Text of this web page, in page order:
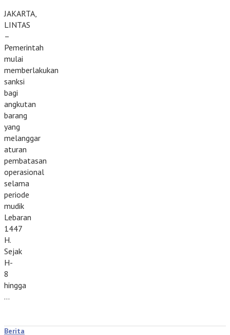
JAKARTA,
LINTAS
–
Pemerintah
mulai
memberlakukan
sanksi
bagi
angkutan
barang
yang
melanggar
aturan
pembatasan
operasional
selama
periode
mudik
Lebaran
1447
H.
Sejak
H-
8
hingga
…
Berita